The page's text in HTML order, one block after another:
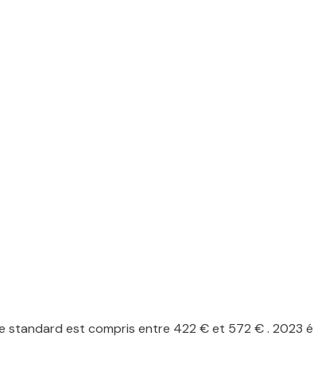
standard est compris entre 422 € et 572 € . 2023